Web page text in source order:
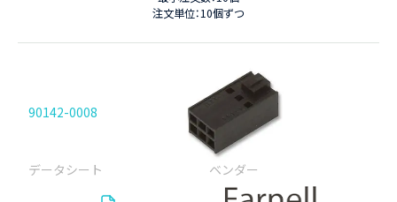
注文単位：10個ずつ
90142-0008